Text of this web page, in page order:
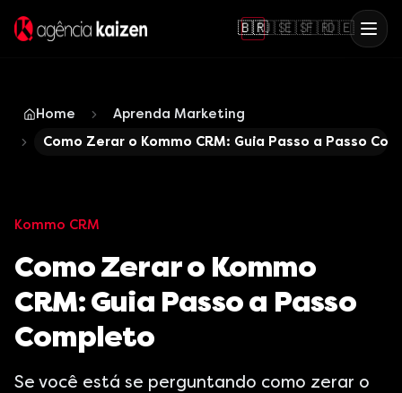
🇧🇷🇺🇸🇪🇸🇫🇷🇩🇪
Home
Aprenda Marketing
Como Zerar o Kommo CRM: Guia Passo a Passo
Kommo CRM
Como Zerar o Kommo
CRM: Guia Passo a Passo
Completo
Se você está se perguntando como zerar o